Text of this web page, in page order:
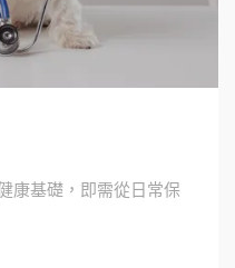
康基礎，即需從日常保